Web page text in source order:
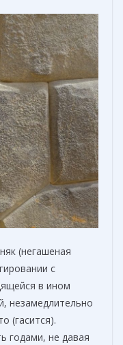
(негашеная
с
в ином
незамедлительно
(гасится).
годами, не давая